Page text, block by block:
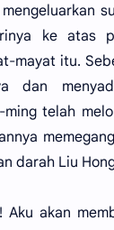
ke atas
mayat itu.
dan
ming telah
darah Liu
Aku akan